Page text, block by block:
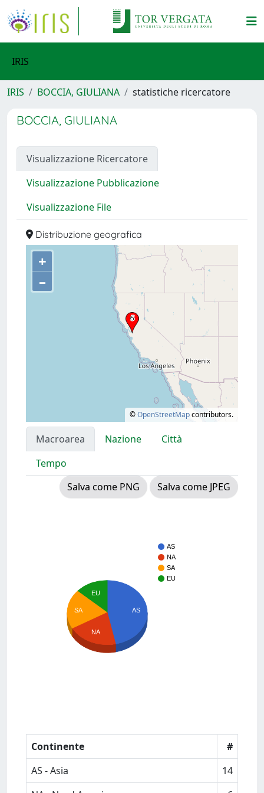
IRIS
IRIS BOCCIA, GIULIANA statistiche ricercatore
BOCCIA, GIULIANA
Visualizzazione Ricercatore
Visualizzazione Pubblicazione
Visualizzazione File
Distribuzione geografica
+
–
©OpenStreetMapcontributors.
Macroarea Nazione
Città
Tempo
Salva come PNG
Salva come JPEG
AS
NA
SA
EU
AS
EU
SA
NA
Continente
#
AS - Asia
14